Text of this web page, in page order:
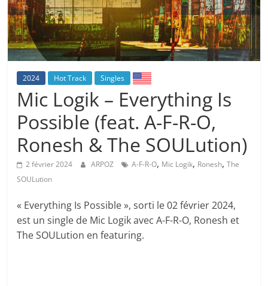
2024 Hot Track Singles
Mic Logik – Everything Is
Possible (feat. A-F-R-O,
Ronesh & The SOULution)
2 février 2024 ARPOZ A-F-R-O, Mic Logik, Ronesh,The
SOULution
« Everything Is Possible », sorti le 02 février 2024,
est un single de Mic Logik avec A-F-R-O, Ronesh et
The SOULution en featuring.